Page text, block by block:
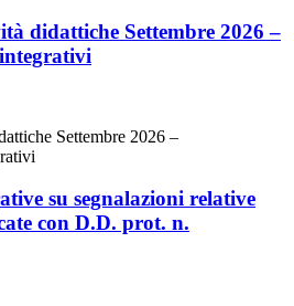
didattiche Settembre 2026 –
Settembre 2026 –
su segnalazioni relative
con D.D. prot. n.